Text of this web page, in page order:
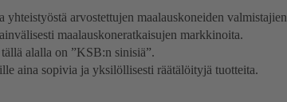
arvostettujen maalauskoneiden valmistajien
maalauskoneratkaisujen markkinoita.
alalla on ”KSB:n sinisiä”.
aina sopivia ja yksilöllisesti räätälöityjä tuotteita.